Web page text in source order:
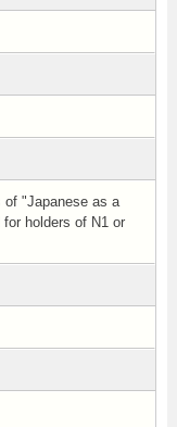
of "Japanese as a
holders of N1 or